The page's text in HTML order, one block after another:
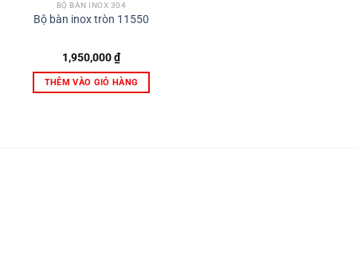
BỘ BÀN INOX 304
Bộ bàn inox tròn 11550
1,950,000₫
THÊM VÀO GIỎ HÀNG